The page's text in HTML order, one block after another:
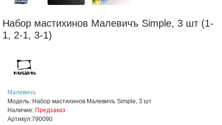
Набор мастихинов Малевичъ Simple, 3 шт (1-
1, 2-1, 3-1)
Малевичъ
Модель: Набор мастихинов Малевичъ Simple, 3 шт
Наличие: Предзаказ
Артикул:790090